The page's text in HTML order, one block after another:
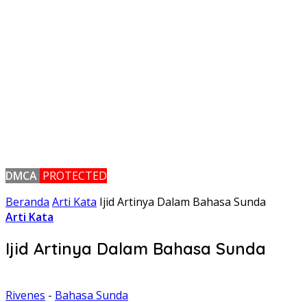
DMCA PROTECTED
Beranda Arti Kata Ijid Artinya Dalam Bahasa Sunda
Arti Kata
Ijid Artinya Dalam Bahasa Sunda
Rivenes - Bahasa Sunda